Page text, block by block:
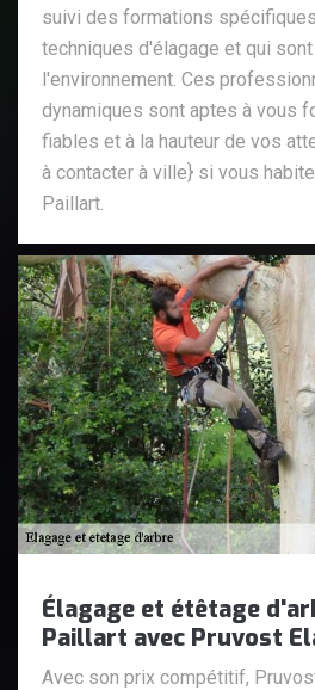
suivi des formations
techniques d'élagage et qui
l'environnement. Ces
dynamiques sont aptes à vous
fiables et à la hauteur de vos
à contacter à ville} si vous
Paillart.
Élagage et étêtage
Paillart avec Pruvost
Avec son prix compétitif,